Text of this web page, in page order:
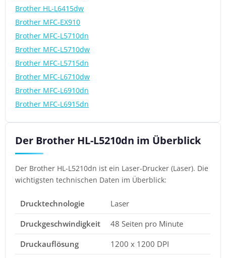
Brother HL-L6415dw
Brother MFC-EX910
Brother MFC-L5710dn
Brother MFC-L5710dw
Brother MFC-L5715dn
Brother MFC-L6710dw
Brother MFC-L6910dn
Brother MFC-L6915dn
Der Brother HL-L5210dn im Überblick
Der Brother HL-L5210dn ist ein Laser-Drucker (Laser). Die
wichtigsten technischen Daten im Überblick:
Drucktechnologie
Laser
Druckgeschwindigkeit
48 Seiten pro Minute
Druckauflösung
1200 x 1200 DPI